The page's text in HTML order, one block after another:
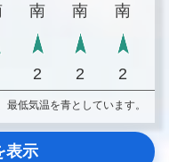
南 南 南
2 2 2
低気温を青としています。
表示